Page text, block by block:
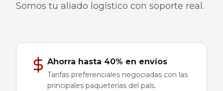
Somos tu aliado logístico con soporte real.
Ahorra hasta 40% en envíos
Tarifas preferenciales negociadas con las
principales paqueterías del país.